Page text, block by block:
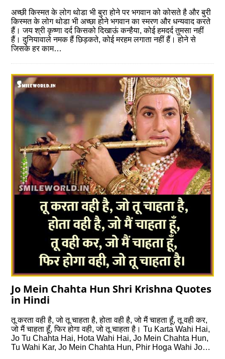
अच्छी किस्मत के लोग थोडा भी बुरा होने पर भगवान को कोसते है और बुरी
किस्मत के लोग थोडा भी अच्छा होने भगवान का स्मरण और धन्यवाद करते
हैं। जय श्री कृष्णा दर्द किसको दिखाऊं कन्हैया, कोई हमदर्द तुमसा नहीं
हैं। दुनियावाले नमक हैं छिड़कते, कोई मरहम लगाता नहीं हैं। होने से
जिसके हर काम…
Jo Mein Chahta Hun Shri Krishna Quotes
in Hindi
तू करता वही है, जो तू चाहता है, होता वही है, जो मैं चाहता हूँ, तू वही कर,
जो मैं चाहता हूँ, फिर होगा वही, जो तू चाहता है। Tu Karta Wahi Hai,
Jo Tu Chahta Hai, Hota Wahi Hai, Jo Mein Chahta Hun,
Tu Wahi Kar, Jo Mein Chahta Hun, Phir Hoga Wahi Jo…